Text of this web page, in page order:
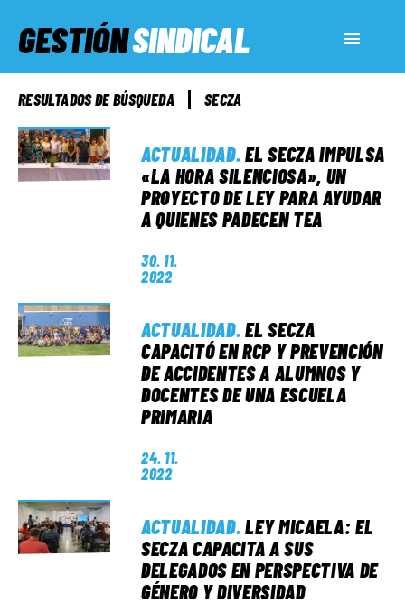
GESTIÓNSINDICAL
ACTUALIDAD
SERVICIOS SOCIALES
INFORMES ESPECIALES
FUERA DE MEGÁFONO
EL LADO «G»
RESULTADOS DE BÚSQUEDA SECZA
ACTUALIDAD. EL SECZA IMPULSA
«LA HORA SILENCIOSA», UN
PROYECTO DE LEY PARA AYUDAR
A QUIENES PADECEN TEA
30. 11.
2022
ACTUALIDAD. EL SECZA
CAPACITÓ EN RCP Y PREVENCIÓN
DE ACCIDENTES A ALUMNOS Y
DOCENTES DE UNA ESCUELA
PRIMARIA
24. 11.
2022
ACTUALIDAD. LEY MICAELA: EL
SECZA CAPACITA A SUS
DELEGADOS EN PERSPECTIVA DE
GÉNERO Y DIVERSIDAD